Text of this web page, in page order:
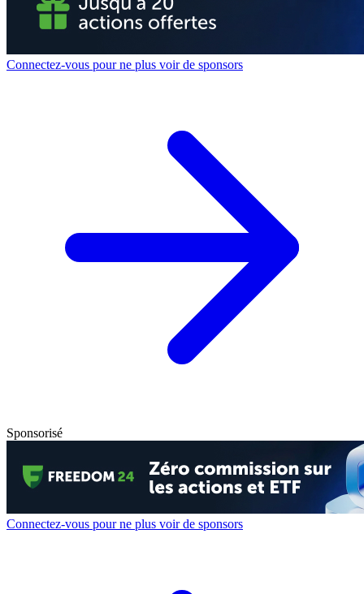
Connectez-vous pour ne plus voir de sponsors
Sponsorisé
Connectez-vous pour ne plus voir de sponsors